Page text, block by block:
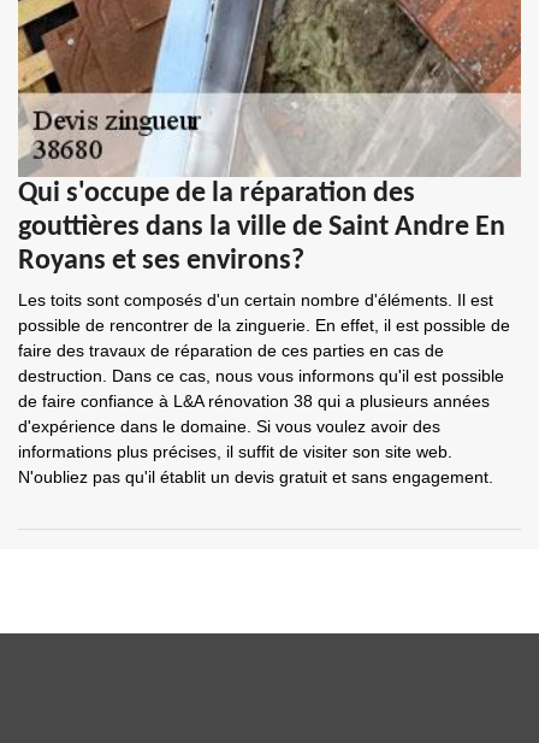
Qui s'occupe de la réparation des
gouttières dans la ville de Saint Andre En
Royans et ses environs?
Les toits sont composés d'un certain nombre d'éléments. Il est
possible de rencontrer de la zinguerie. En effet, il est possible de
faire des travaux de réparation de ces parties en cas de
destruction. Dans ce cas, nous vous informons qu'il est possible
de faire confiance à L&A rénovation 38 qui a plusieurs années
d'expérience dans le domaine. Si vous voulez avoir des
informations plus précises, il suffit de visiter son site web.
N'oubliez pas qu'il établit un devis gratuit et sans engagement.